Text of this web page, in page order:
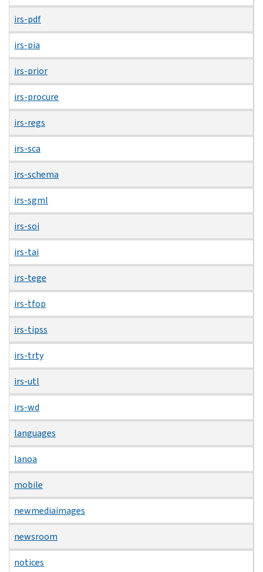
irs-pdf
irs-pia
irs-prior
irs-procure
irs-regs
irs-sca
irs-schema
irs-sgml
irs-soi
irs-tai
irs-tege
irs-tfop
irs-tipss
irs-trty
irs-utl
irs-wd
languages
lanoa
mobile
newmediaimages
newsroom
notices